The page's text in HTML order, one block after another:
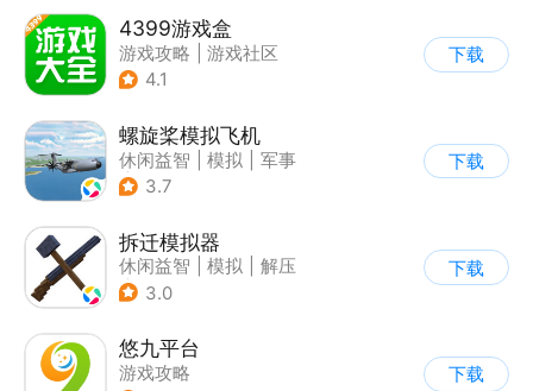
4399游戏盒
游戏攻略
游戏社区
4.1
下载
螺旋桨模拟飞机
休闲益智 模拟
军事
| 剧情
3.7
下载
拆迁模拟器
休闲益智 模拟
解压
| 写实
3.0
下载
悠九平台
游戏攻略
下载